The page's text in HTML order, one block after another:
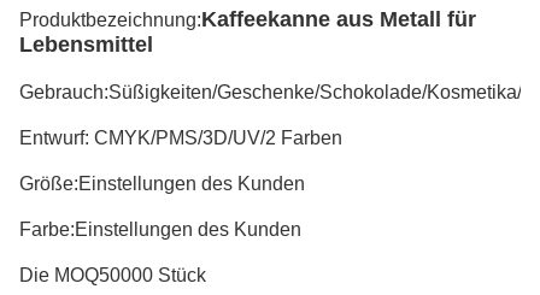
Produktbezeichnung:Kaffeekanne aus Metall für
Lebensmittel
Gebrauch:Süßigkeiten/Geschenke/Schokolade/Kosmetika/
Entwurf: CMYK/PMS/3D/UV/2 Farben
Größe:Einstellungen des Kunden
Farbe:Einstellungen des Kunden
Die MOQ50000 Stück